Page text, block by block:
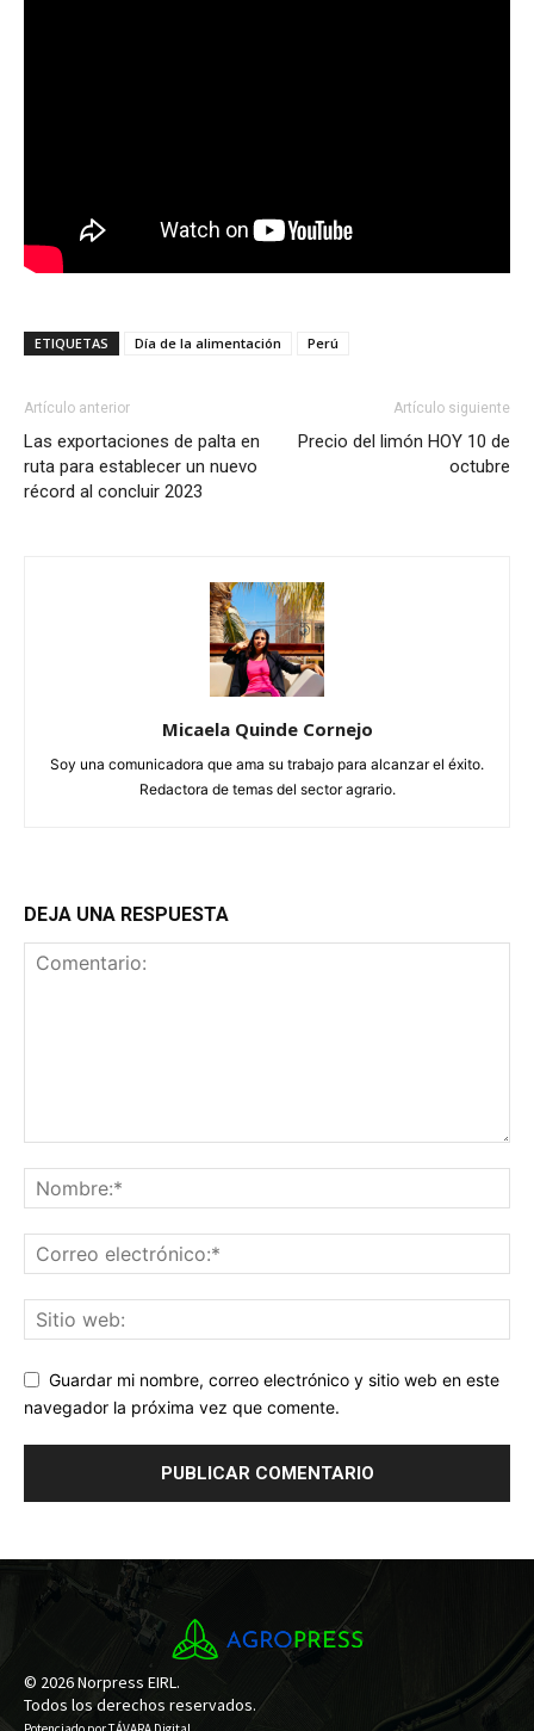
ETIQUETAS Día de la alimentación Perú
Artículo anterior
Las exportaciones de palta en
ruta para establecer un nuevo
récord al concluir 2023
Artículo siguiente
Precio del limón HOY 10 de
octubre
Micaela Quinde Cornejo
Soy una comunicadora que ama su trabajo para alcanzar el éxito.
Redactora de temas del sector agrario.
DEJA UNA RESPUESTA
Guardar mi nombre, correo electrónico y sitio web en este
navegador la próxima vez que comente.
© 2026 Norpress EIRL.
Todos los derechos reservados.